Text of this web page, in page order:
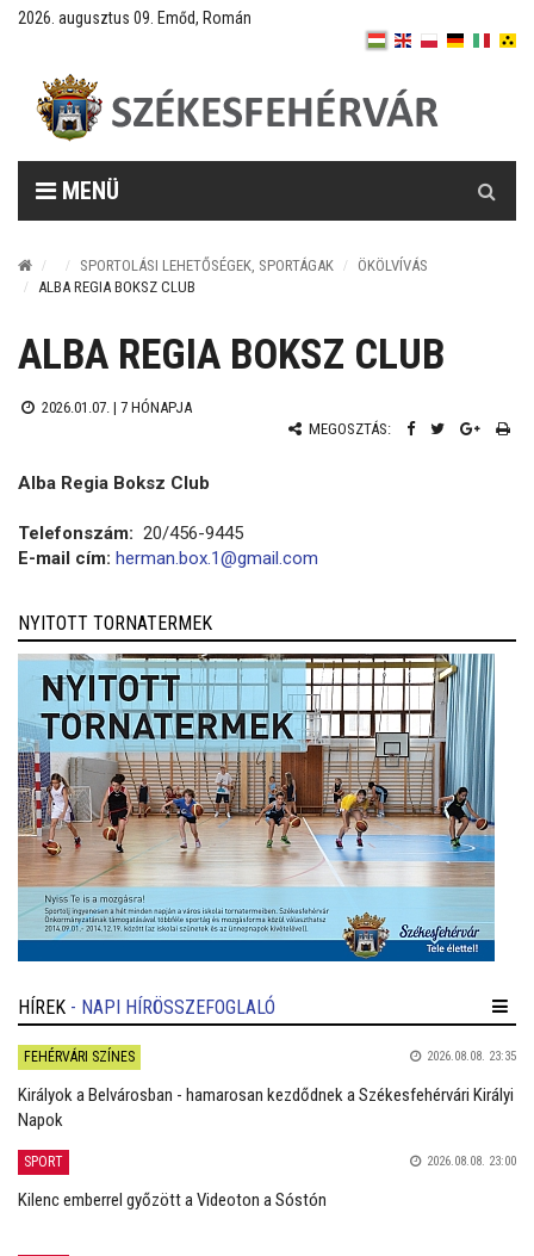
2026. augusztus 09. Emőd, Román
MENÜ
SPORTOLÁSI LEHETŐSÉGEK, SPORTÁGAK
ÖKÖLVÍVÁS
ALBA REGIA BOKSZ CLUB
ALBA REGIA BOKSZ CLUB
2026.01.07. | 7 HÓNAPJA
MEGOSZTÁS:
Alba Regia Boksz Club
Telefonszám: 20/456-9445
E-mail cím: herman.box.1@gmail.com
NYITOTT TORNATERMEK
HÍREK - NAPI HÍRÖSSZEFOGLALÓ
FEHÉRVÁRI SZÍNES 2026.08.08. 23:35
Királyok a Belvárosban - hamarosan kezdődnek a Székesfehérvári Királyi
Napok
SPORT 2026.08.08. 23:00
Kilenc emberrel győzött a Videoton a Sóstón